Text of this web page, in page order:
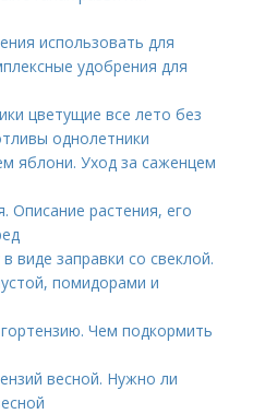
использовать для
удобрения для
цветущие все лето без
однолетники
яблони. Уход за саженцем
Описание растения, его
виде заправки со свеклой.
помидорами и
Чем подкормить
весной. Нужно ли